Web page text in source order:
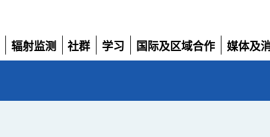
辐射监测
展
社群
展
学习
展
国际及区域合作
展
媒体及
展